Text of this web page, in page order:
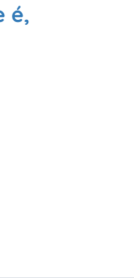
é,